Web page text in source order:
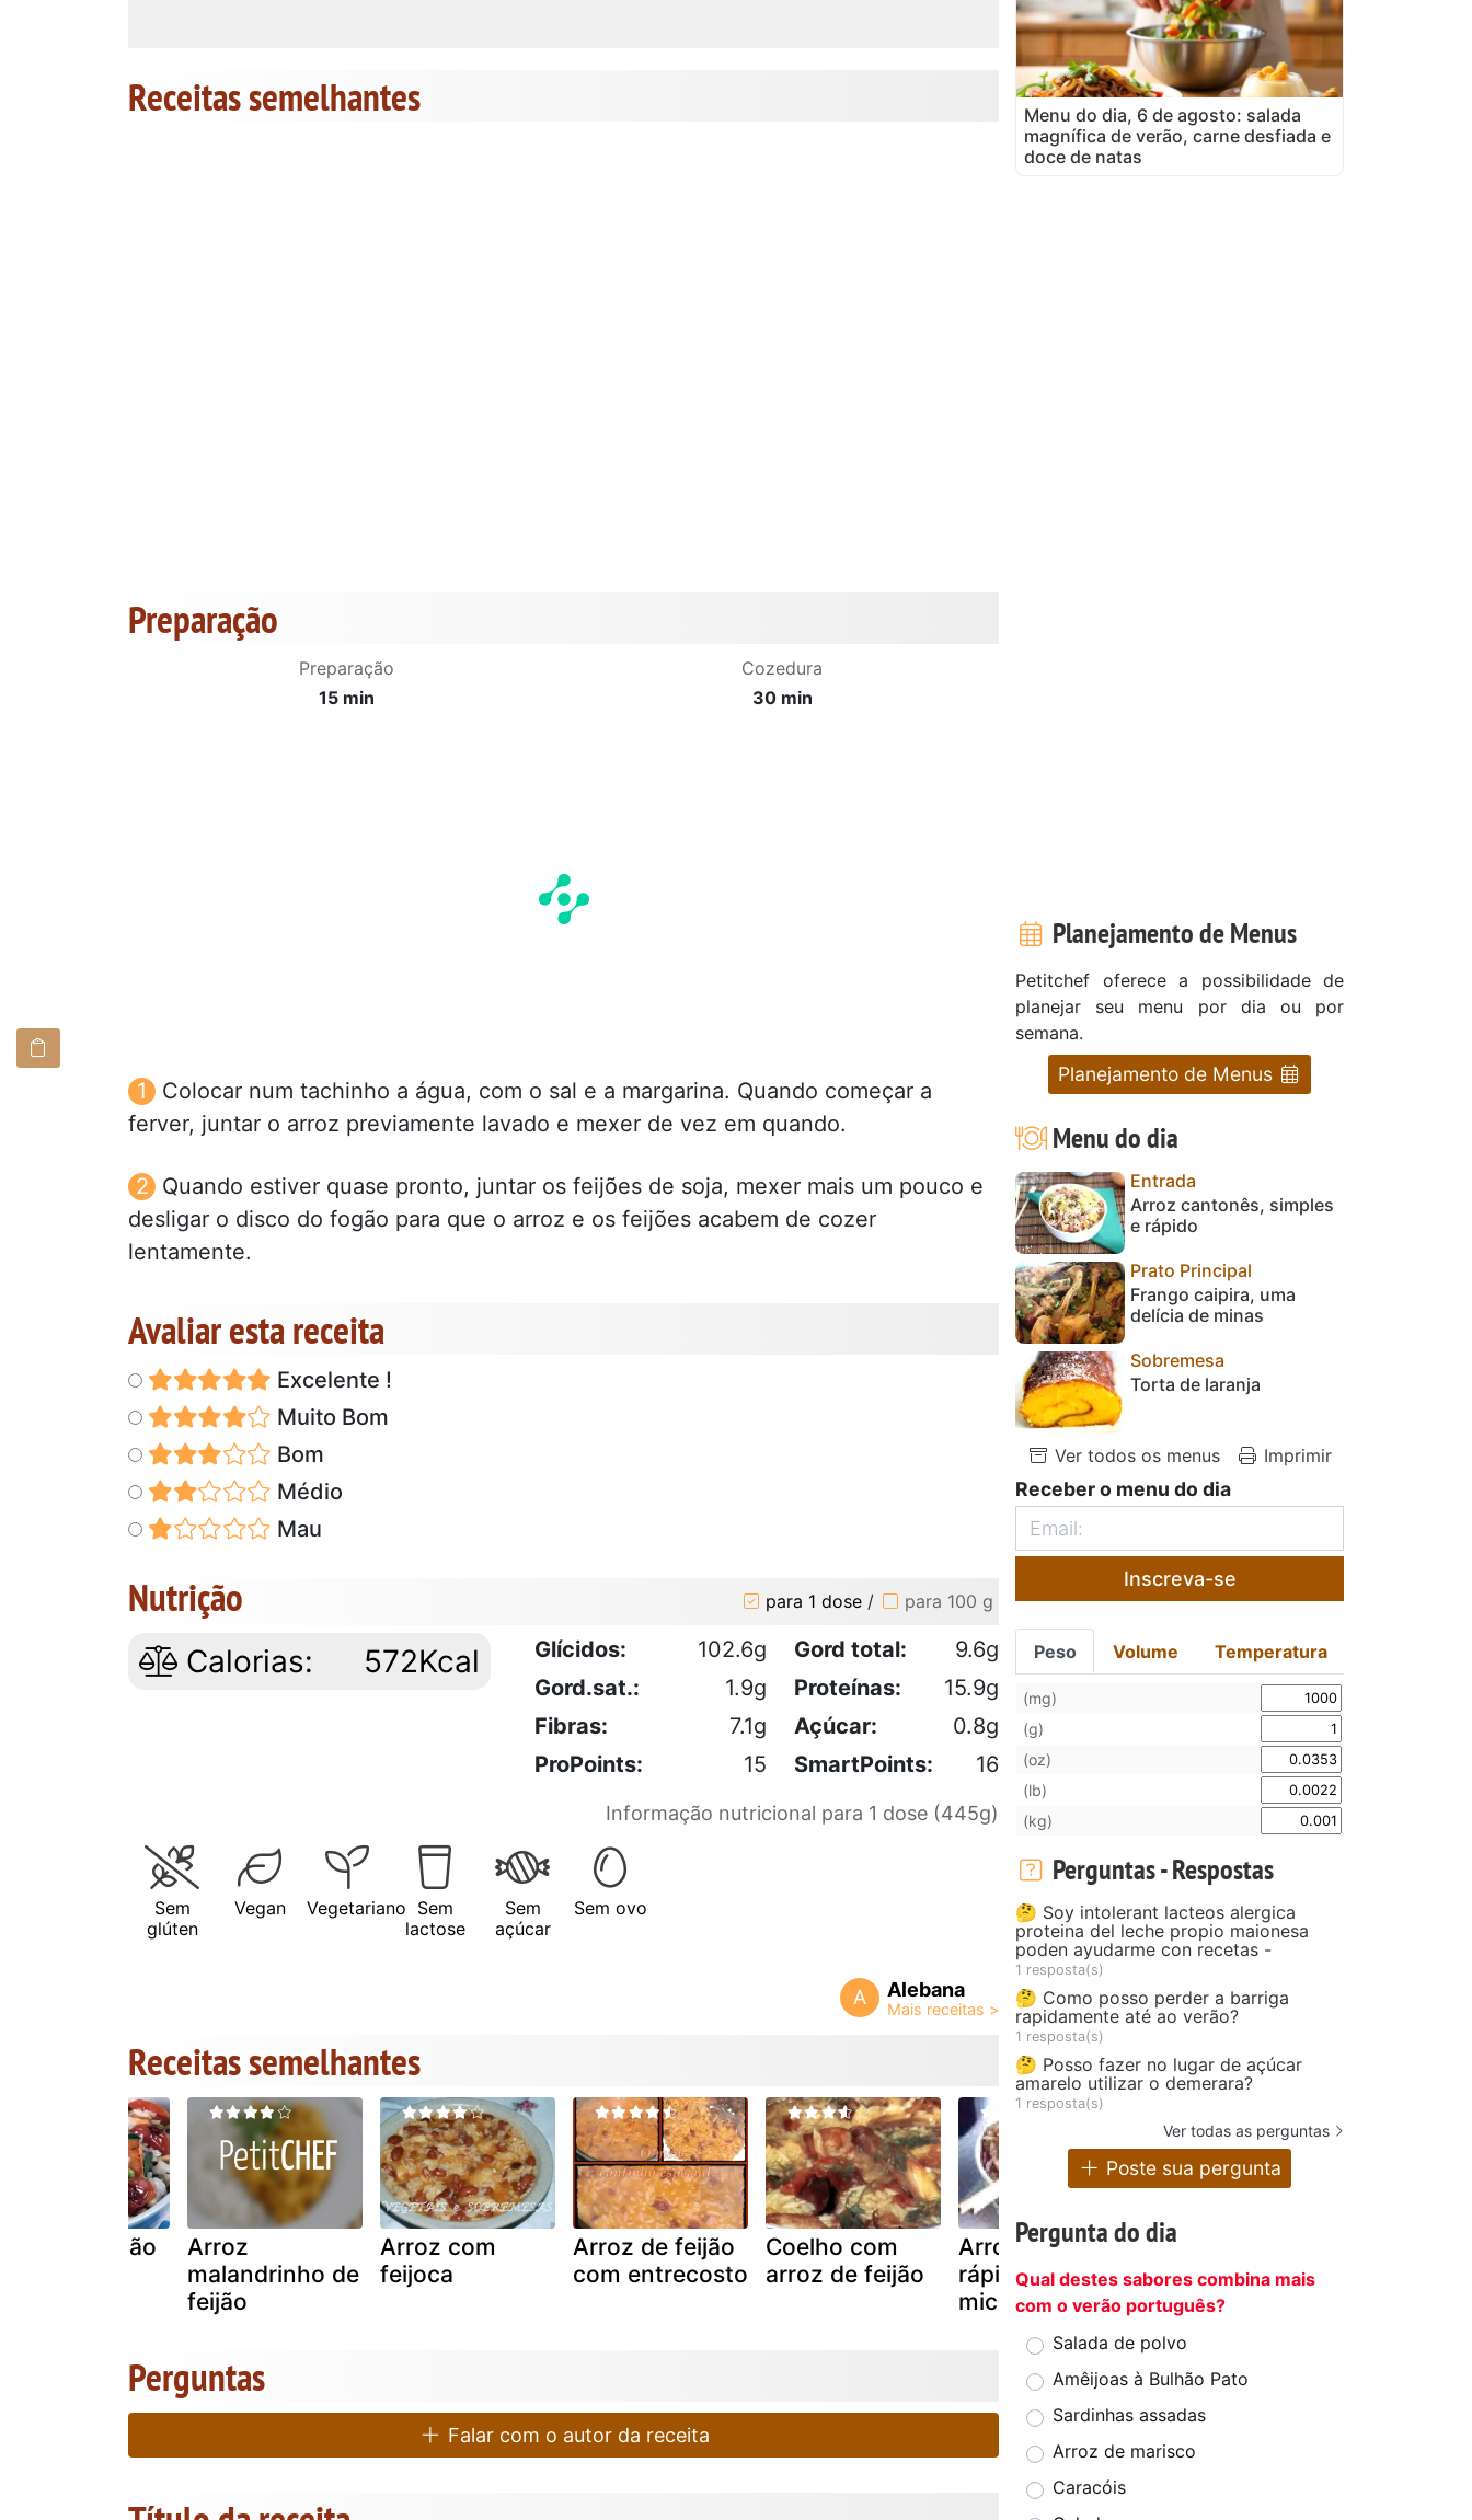
Receitas semelhantes
Preparação
Preparação
15 min
Cozedura
30 min
Colocar num tachinho a água, com o sal e a margarina. Quando começar a
ferver, juntar o arroz previamente lavado e mexer de vez em quando.
Quando estiver quase pronto, juntar os feijões de soja, mexer mais um pouco e
desligar o disco do fogão para que o arroz e os feijões acabem de cozer
lentamente.
Avaliar esta receita
Excelente !
Muito Bom
Bom
Médio
Mau
Nutrição para 1 dose / para 100 g
Calorias: 572Kcal Glícidos: 102.6g Gord total:
9.6g
Gord.sat.:
1.9g Proteínas:
15.9g
Fibras:
7.1g Açúcar:
0.8g
ProPoints:
15 SmartPoints: 16
Informação nutricional para 1 dose (445g)
Sem
glúten
Vegan Vegetariano Sem
lactose
Sem
açúcar
Sem ovo
A Alebana
Receitas semelhantes
de feijão
Arroz
malandrinho de
feijão
Arroz com
feijoca
Arroz de feijão
com entrecosto
Coelho com
arroz de feijão
Arroz chinês
rápido no
microondas
Arroz de feijão
preto
Perguntas
Falar com o autor da receita
Menu do dia, 6 de agosto: salada
magnífica de verão, carne desfiada e
doce de natas
Planejamento de Menus
Petitchef oferece a possibilidade de
planejar seu menu por dia ou por
semana.
Planejamento de Menus
Menu do dia
Entrada
Arroz cantonês, simples
e rápido
Prato Principal
Frango caipira, uma
delícia de minas
Sobremesa
Torta de laranja
Ver todos os menus Imprimir
Receber o menu do dia
Inscreva-se
Peso Volume Temperatura
(mg)
(g)
(oz)
(lb)
(kg)
Perguntas - Respostas
🤔 Soy intolerant lacteos alergica
proteina del leche propio maionesa
poden ayudarme con recetas -
1 resposta(s)
🤔 Como posso perder a barriga
rapidamente até ao verão?
1 resposta(s)
🤔 Posso fazer no lugar de açúcar
amarelo utilizar o demerara?
1 resposta(s)
Ver todas as perguntas
Poste sua pergunta
Pergunta do dia
Qual destes sabores combina mais
com o verão português?
Salada de polvo
Amêijoas à Bulhão Pato
Sardinhas assadas
Arroz de marisco
Caracóis